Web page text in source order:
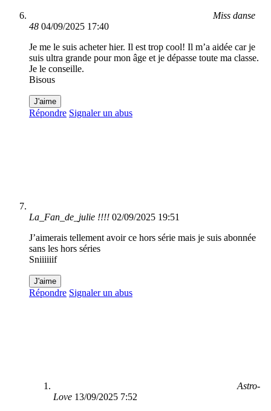
Miss danse
48 04/09/2025 17:40
Je me le suis acheter hier. Il est trop cool! Il m’a aidée car je
suis ultra grande pour mon âge et je dépasse toute ma classe.
Je le conseille.
Bisous
J'aime
Répondre Signaler un abus
La_Fan_de_julie !!!! 02/09/2025 19:51
J’aimerais tellement avoir ce hors série mais je suis abonnée
sans les hors séries
Sniiiiiif
J'aime
Répondre Signaler un abus
Astro-
Love 13/09/2025 7:52